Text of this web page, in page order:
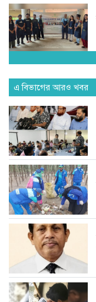
এ বিভাগের আরও খবর